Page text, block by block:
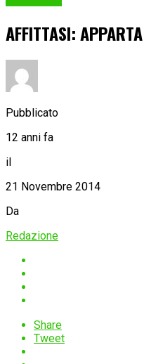
AFFITTASI:
Pubblicato
12 anni fa
il
21 Novembre 2014
Da
Redazione
Share
Tweet